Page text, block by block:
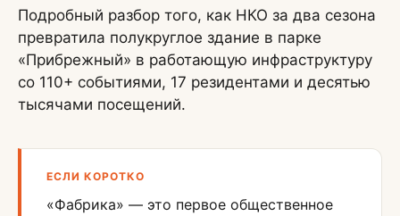
Подробный разбор того, как НКО за два сезона
превратила полукруглое здание в парке
«Прибрежный» в работающую инфраструктуру
со 110+ событиями, 17 резидентами и десятью
тысячами посещений.
ЕСЛИ КОРОТКО
«Фабрика» — это первое общественное